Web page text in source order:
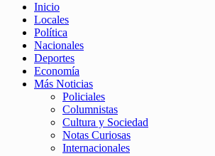
Inicio
Locales
Política
Nacionales
Deportes
Economía
Más Noticias
Policiales
Columnistas
Cultura y Sociedad
Notas Curiosas
Internacionales